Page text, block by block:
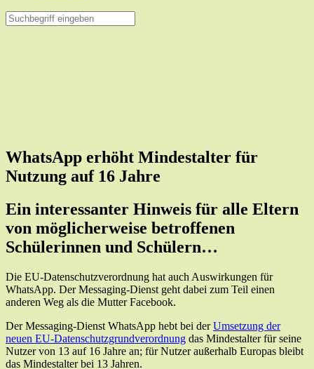
WhatsApp erhöht Mindestalter für
Nutzung auf 16 Jahre
Ein interessanter Hinweis für alle Eltern
von möglicherweise betroffenen
Schülerinnen und Schülern…
Die EU-Datenschutzverordnung hat auch Auswirkungen für
WhatsApp. Der Messaging-Dienst geht dabei zum Teil einen
anderen Weg als die Mutter Facebook.
Der Messaging-Dienst WhatsApp hebt bei derUmsetzung der
neuen EU-Datenschutzgrundverordnung das Mindestalter für seine
Nutzer von 13 auf 16 Jahre an; für Nutzer außerhalb Europas bleibt
das Mindestalter bei 13 Jahren.